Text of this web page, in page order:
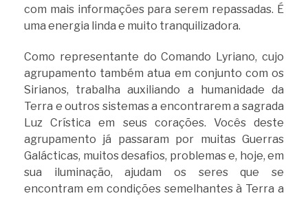
com mais informações para serem repassadas. É
uma energia linda e muito tranquilizadora.
Como representante do Comando Lyriano, cujo
agrupamento também atua em conjunto com os
Sirianos, trabalha auxiliando a humanidade da
Terra e outros sistemas a encontrarem a sagrada
Luz Crística em seus corações. Vocês deste
agrupamento já passaram por muitas Guerras
Galácticas, muitos desafios, problemas e, hoje, em
sua iluminação, ajudam os seres que se
encontram em condições semelhantes à Terra a